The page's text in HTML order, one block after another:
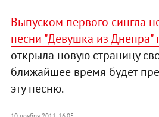
Выпуском первого сингла
песни "Девушка из Днепра"
открыла новую страницу
ближайшее время будет
эту песню.